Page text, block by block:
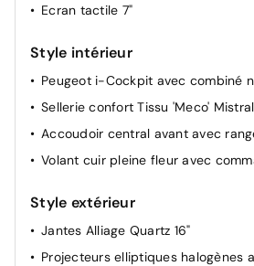
Rétroviseur intérieur Jour / Nuit
Essuie-vitre arrière avec
en marche arrière
Lève-vitres avant et arrière
antipincement
Miroirs de courtoisie éclairés
Ecran tactile 7"
Style intérieur
Peugeot i-Cockpit avec combiné
Sellerie confort Tissu 'Meco' Mistral
Accoudoir central avant avec
Volant cuir pleine fleur avec
Style extérieur
Jantes Alliage Quartz 16"
Projecteurs elliptiques halogènes